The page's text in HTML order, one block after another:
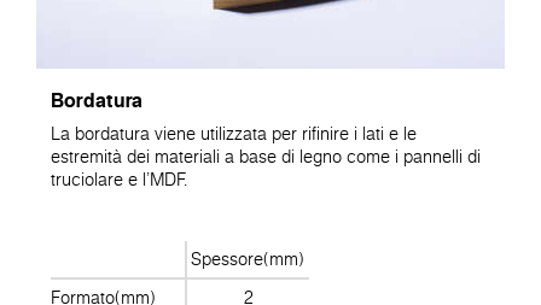
Bordatura
La bordatura viene utilizzata per rifinire i lati e le
estremità dei materiali a base di legno come i pannelli di
truciolare e l'MDF.
Spessore(mm)
Formato(mm)
2